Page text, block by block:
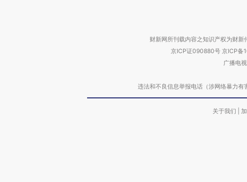
财新网所刊载内容之知识产权为财新
京ICP证090880号 京ICP备
广播电
违法和不良信息举报电话（涉网络暴力
关于我们